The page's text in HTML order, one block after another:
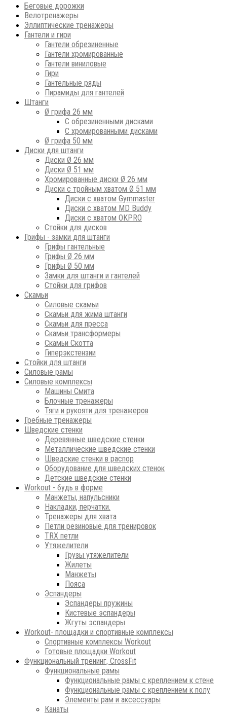
Беговые дорожки
Велотренажеры
Эллиптические тренажеры
Гантели и гири
Гантели обрезиненные
Гантели хромированные
Гантели виниловые
Гири
Гантельные ряды
Пирамиды для гантелей
Штанги
Ø грифа 26 мм
С обрезиненными дисками
С хромированными дисками
Ø грифа 50 мм
Диски для штанги
Диски Ø 26 мм
Диски Ø 51 мм
Хромированные диски Ø 26 мм
Диски с тройным хватом Ø 51 мм
Диски с хватом Gymmaster
Диски с хватом MD Buddy
Диски с хватом OKPRO
Стойки для дисков
Грифы - замки для штанги
Грифы гантельные
Грифы Ø 26 мм
Грифы Ø 50 мм
Замки для штанги и гантелей
Стойки для грифов
Скамьи
Силовые скамьи
Скамьи для жима штанги
Скамьи для пресса
Скамьи трансформеры
Скамьи Скотта
Гиперэкстензии
Стойки для штанги
Силовые рамы
Силовые комплексы
Машины Смита
Блочные тренажеры
Тяги и рукояти для тренажеров
Гребные тренажеры
Шведские стенки
Деревянные шведские стенки
Металлические шведские стенки
Шведские стенки в распор
Оборудование для шведских стенок
Детские шведские стенки
Workout - будь в форме
Манжеты, напульсники
Накладки, перчатки.
Тренажеры для хвата
Петли резиновые для тренировок
ТRХ петли
Утяжелители
Грузы утяжелители
Жилеты
Манжеты
Пояса
Эспандеры
Эспандеры пружины
Кистевые эспандеры
Жгуты эспандеры
Workout- площадки и спортивные комплексы
Спортивные комплексы Workout
Готовые площадки Workout
Функциональный тренинг, CrossFit
Функциональные рамы
Функциональные рамы с креплением к стене
Функциональные рамы с креплением к полу
Элементы рам и аксессуары
Канаты